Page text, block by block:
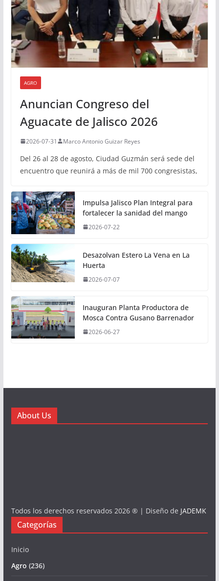
AGRO
Anuncian Congreso del
Aguacate de Jalisco 2026
2026-07-31 Marco Antonio Guizar Reyes
Del 26 al 28 de agosto, Ciudad Guzmán será sede del
encuentro que reunirá a más de mil 700 congresistas,
Impulsa Jalisco Plan Integral para
fortalecer la sanidad del mango
2026-07-22
Desazolvan Estero La Vena en La
Huerta
2026-07-07
Inauguran Planta Productora de
Mosca Contra Gusano Barrenador
2026-06-27
About Us
Todos los derechos reservados 2026 ® | Diseño de JADEMK
Categorías
Inicio
Agro (236)